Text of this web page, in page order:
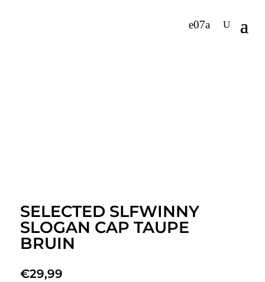
SELECTED SLFWINNY
SLOGAN CAP TAUPE
BRUIN
€29,99